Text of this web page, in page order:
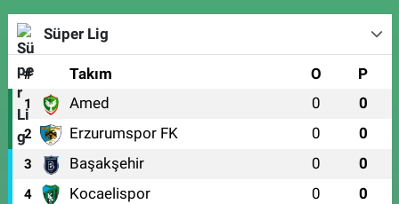
Süper Lig
# Takım O P
1 Amed 0 0
2 Erzurumspor FK 0 0
3 Başakşehir 0 0
4 Kocaelispor 0 0